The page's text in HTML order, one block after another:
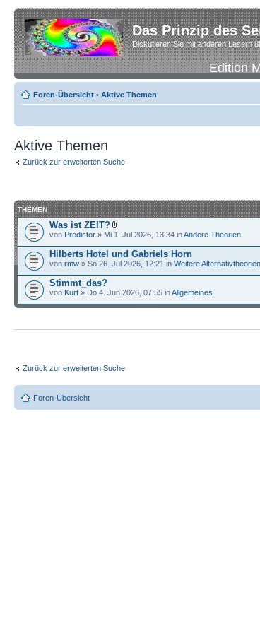
Das Prinzip des
Diskutieren Sie mit anderen Lesern
Edition
Foren-Übersicht • Aktive Themen
Aktive Themen
Zurück zur erweiterten Suche
THEMEN
Was ist ZEIT?
von Predictor » Mi 1. Jul 2026, 13:34 inAndere Theorien
Hilberts Hotel und Gabriels Horn
von rmw » So 26. Jul 2026, 12:21 in Weitere Alternativtheorien
Stimmt_das?
von Kurt » Do 4. Jun 2026, 07:55 inAllgemeines
Zurück zur erweiterten Suche
Foren-Übersicht